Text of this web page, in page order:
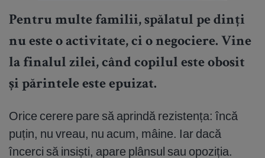
Pentru multe familii, spălatul pe dinți
nu este o activitate, ci o negociere. Vine
la finalul zilei, când copilul este obosit
și părintele este epuizat.
Orice cerere pare să aprindă rezistența: încă
puțin, nu vreau, nu acum, mâine. Iar dacă
încerci să insiști, apare plânsul sau opoziția.